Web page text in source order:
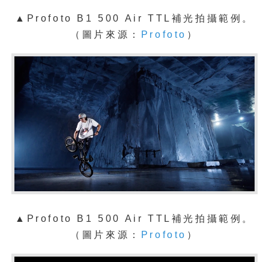
▲ Profoto B1 500 Air TTL補光拍攝範例。
（圖片來源：
Profoto ）
▲ Profoto B1 500 Air TTL補光拍攝範例。
（圖片來源：
Profoto ）